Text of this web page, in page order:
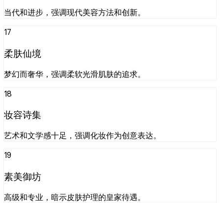
当代和进步，强调现代美容方法和创新。
17
柔肤仙境
梦幻而奢华，强调柔软光滑肌肤的追求。
18
妆容诗集
艺术和文学感十足，强调化妆作为创意表达。
19
素美御坊
高级和专业，暗示皮肤护理的皇家待遇。